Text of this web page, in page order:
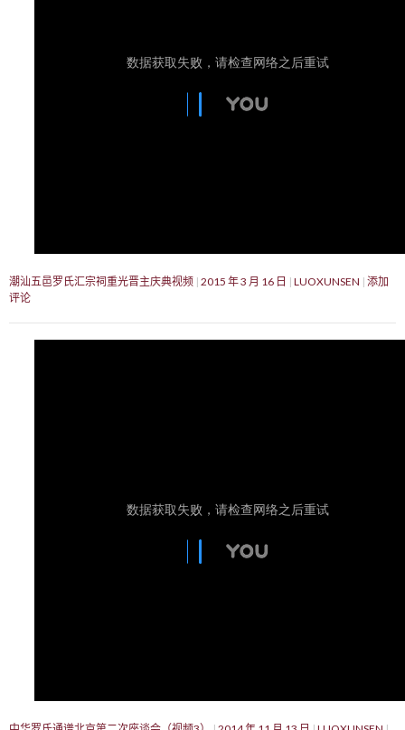
潮汕五邑罗氏汇宗祠重光晋主庆典视频 2015 年 3 月 16 日 LUOXUNSEN 添加
评论